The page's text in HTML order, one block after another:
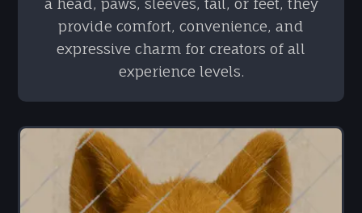
a head, paws, sleeves, tail, or feet, they
provide comfort, convenience, and
expressive charm for creators of all
experience levels.